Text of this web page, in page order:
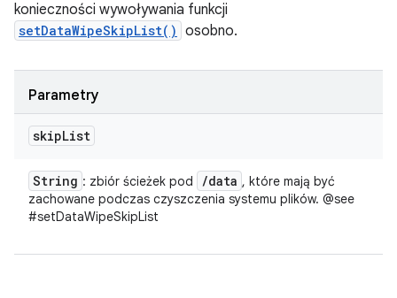
konieczności wywoływania funkcji
setDataWipeSkipList( ) osobno.
Parametry
skipList
String : zbiór ścieżek pod /data , które mają być
zachowane podczas czyszczenia systemu plików. @see
#setDataWipeSkipList